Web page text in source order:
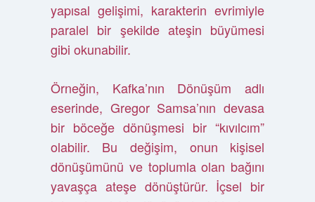
yapısal gelişimi, karakterin evrimiyle
paralel bir şekilde ateşin büyümesi
gibi okunabilir.
Örneğin, Kafka’nın Dönüşüm adlı
eserinde, Gregor Samsa’nın devasa
bir böceğe dönüşmesi bir “kıvılcım”
olabilir. Bu değişim, onun kişisel
dönüşümünü ve toplumla olan bağını
yavaşça ateşe dönüştürür. İçsel bir